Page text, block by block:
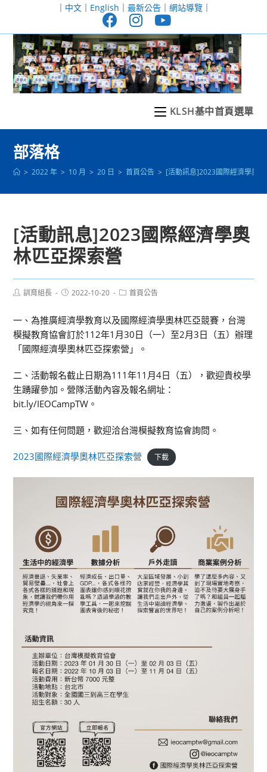
至
｜ 中文｜ English ｜ 最新公告｜ 網站導覽｜
KLSH基中首頁選單
部落格
> 2022 年 > 10 月 > 20 日 > 首頁公告 > [活動訊息]2023國際經濟學奧
[活動訊息]2023國際經濟學奧
林匹亞探索營
Post訓育組長
Post2022-10-20
Post首頁公告
一、為推廣經濟學教育以及國際經濟學奧林匹亞競賽，台灣
模擬教育協會訂於112年1月30日（一）至2月3日（五）辦理
「國際經濟學奧林匹亞探索營」。
二、活動報名截止日期為111年11月4日（五），歡迎貴校學
生踴躍參加。營隊活動內容及報名網址：
bit.ly/IEOCampTW。
三、如有任何問題，歡迎洽台灣模擬教育協會詢問。
2023國際經濟學奧林匹亞探索營 下載